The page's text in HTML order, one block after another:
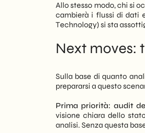
Allo stesso modo, chi si
cambierà i flussi di dati
Technology) si sta
Next moves:
Sulla base di quanto
prepararsi a questo
Prima priorità: audit
visione chiara dello
analisi. Senza questa